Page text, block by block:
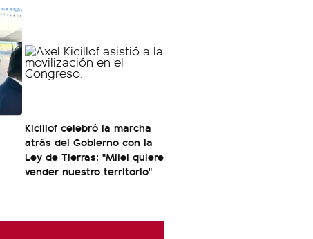
Kicillof celebró la marcha
atrás del Gobierno con la
Ley de Tierras: "Milei quiere
vender nuestro territorio"